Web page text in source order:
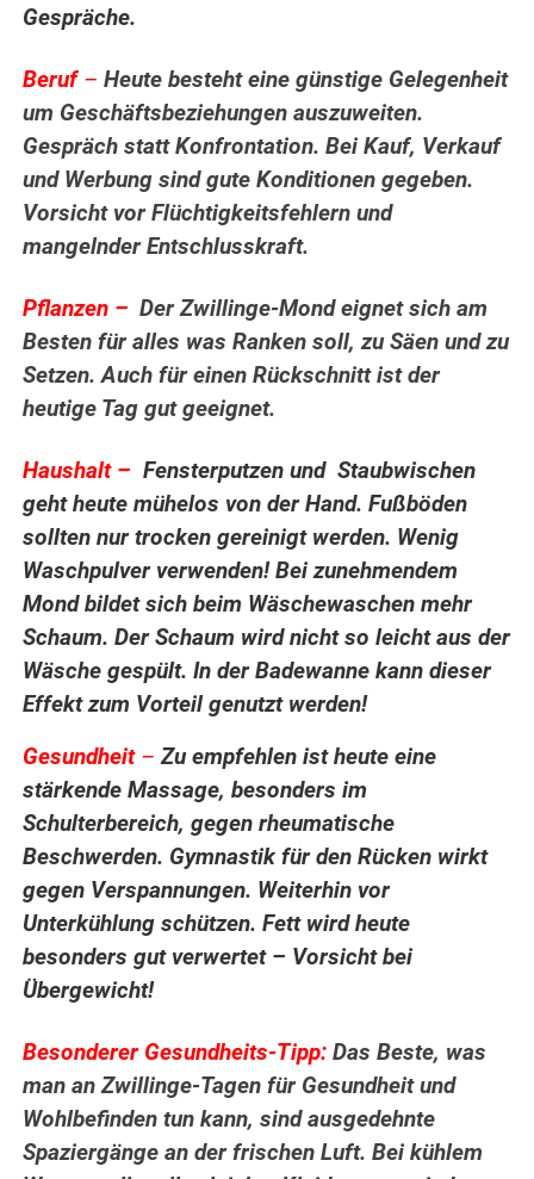
Gespräche.
Beruf–Heute besteht eine günstige Gelegenheit
um Geschäftsbeziehungen auszuweiten.
Gespräch statt Konfrontation. Bei Kauf, Verkauf
und Werbung sind gute Konditionen gegeben.
Vorsicht vor Flüchtigkeitsfehlern und
mangelnder Entschlusskraft.
Pflanzen – Der Zwillinge-Mond eignet sich am
Besten für alles was Ranken soll, zu Säen und zu
Setzen. Auch für einen Rückschnitt ist der
heutige Tag gut geeignet.
Haushalt –Fensterputzen und Staubwischen
geht heute mühelos von der Hand. Fußböden
sollten nur trocken gereinigt werden. Wenig
Waschpulver verwenden! Bei zunehmendem
Mond bildet sich beim Wäschewaschen mehr
Schaum. Der Schaum wird nicht so leicht aus der
Wäsche gespült. In der Badewanne kann dieser
Effekt zum Vorteil genutzt werden!
Gesundheit –Zu empfehlen ist heute eine
stärkende Massage, besonders im
Schulterbereich, gegen rheumatische
Beschwerden. Gymnastik für den Rücken wirkt
gegen Verspannungen. Weiterhin vor
Unterkühlung schützen. Fett wird heute
besonders gut verwertet – Vorsicht bei
Übergewicht!
Besonderer Gesundheits-Tipp:Das Beste, was
man an Zwillinge-Tagen für Gesundheit und
Wohlbefinden tun kann, sind ausgedehnte
Spaziergänge an der frischen Luft. Bei kühlem